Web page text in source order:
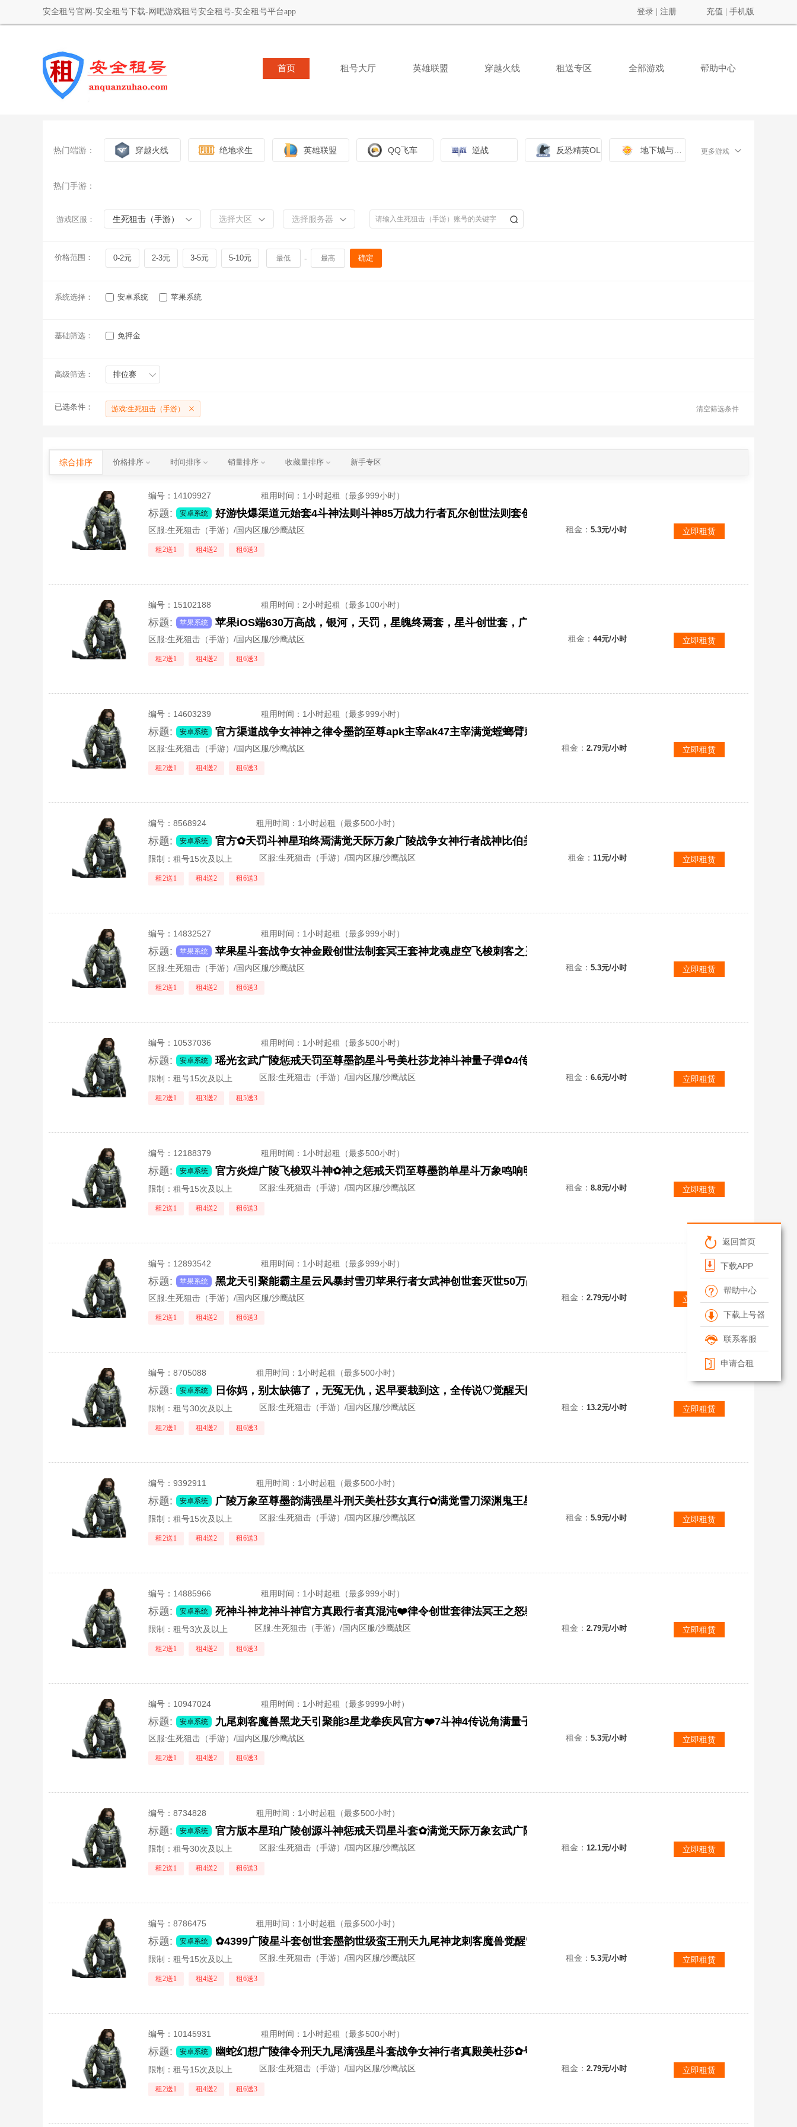
安全租号官网-安全租号下载-网吧游戏租号安全租号-安全租号平台app 登录 注册 充值 手机版
首页 租号大厅 英雄联盟 穿越火线 租送专区 全部游戏 帮助中心
返回首页
下载APP
帮助中心
下载上号器
联系客服
申请合租
热门端游： 穿越火线 绝地求生 英雄联盟 QQ飞车 逆战 反恐精英OL 更多游戏
热门手游：
游戏区服： 生死狙击（手游） 选择大区 选择服务器
价格范围： 0-2元 2-3元 3-5元 5-10元 - 确定
系统选择： 安卓系统 苹果系统
基础筛选： 免押金
高级筛选： 排位赛
已选条件： 游戏:生死狙击（手游） 清空筛选条件
综合排序 价格排序 时间排序 销量排序 收藏量排序 新手专区
编号： 14109927 租用时间 ：1小时起租（最多999小时）
标题: 安卓系统
区服:生死狙击（手游）/国内区服/沙鹰战区
租2送1 租4送2 租6送3
租金： 5.3元/小时 立即租赁
编号： 15102188 租用时间 ：2小时起租（最多100小时）
标题: 苹果系统
区服:生死狙击（手游）/国内区服/沙鹰战区
租2送1 租4送2 租6送3
租金： 44元/小时 立即租赁
编号： 14603239 租用时间 ：1小时起租（最多999小时）
标题: 安卓系统
区服:生死狙击（手游）/国内区服/沙鹰战区
租2送1 租4送2 租6送3
租金： 2.79元/小时 立即租赁
编号：8568924 租用时间 ：1小时起租（最多500小时）
标题: 安卓系统 官方✿天罚斗神星珀终焉满觉天际万象广陵战争女神行者战神比伯美杜莎
限制：租号15次及以上 区服:生死狙击（手游）/国内区服/沙鹰战区
租2送1 租4送2 租6送3
租金： 11元/小时 立即租赁
编号： 14832527 租用时间 ：1小时起租（最多999小时）
标题: 苹果系统 苹果星斗套战争女神金殿创世法制套冥王套神龙魂虚空飞梭刺客之刃混沌魔兽
区服:生死狙击（手游）/国内区服/沙鹰战区
租2送1 租4送2 租6送3
租金： 5.3元/小时 立即租赁
编号： 10537036 租用时间 ：1小时起租（最多500小时）
标题: 安卓系统
限制：租号15次及以上 区服:生死狙击（手游）/国内区服/沙鹰战区
租2送1 租3送2 租5送3
租金： 6.6元/小时 立即租赁
编号： 12188379 租用时间 ：1小时起租（最多500小时）
标题: 安卓系统
限制：租号15次及以上 区服:生死狙击（手游）/国内区服/沙鹰战区
租2送1 租4送2 租6送3
租金： 8.8元/小时 立即租赁
编号： 12893542 租用时间 ：1小时起租（最多999小时）
标题: 苹果系统
区服:生死狙击（手游）/国内区服/沙鹰战区
租2送1 租4送2 租6送3
租金： 2.79元/小时 立即租赁
编号：8705088 租用时间 ：1小时起租（最多500小时）
标题: 安卓系统
限制：租号30次及以上 区服:生死狙击（手游）/国内区服/沙鹰战区
租2送1 租4送2 租6送3
租金： 13.2元/小时 立即租赁
编号：9392911 租用时间 ：1小时起租（最多500小时）
标题: 安卓系统
限制：租号15次及以上 区服:生死狙击（手游）/国内区服/沙鹰战区
租2送1 租4送2 租6送3
租金： 5.9元/小时 立即租赁
编号： 14885966 租用时间 ：1小时起租（最多999小时）
标题: 安卓系统
限制：租号3次及以上 区服:生死狙击（手游）/国内区服/沙鹰战区
租2送1 租4送2 租6送3
租金： 2.79元/小时 立即租赁
编号： 10947024 租用时间 ：1小时起租（最多9999小时）
标题: 安卓系统
区服:生死狙击（手游）/国内区服/沙鹰战区
租2送1 租4送2 租6送3
租金： 5.3元/小时 立即租赁
编号：8734828 租用时间 ：1小时起租（最多500小时）
标题: 安卓系统
限制：租号30次及以上 区服:生死狙击（手游）/国内区服/沙鹰战区
租2送1 租4送2 租6送3
租金： 12.1元/小时 立即租赁
编号：8786475 租用时间 ：1小时起租（最多500小时）
标题: 安卓系统
限制：租号15次及以上 区服:生死狙击（手游）/国内区服/沙鹰战区
租2送1 租4送2 租6送3
租金： 5.3元/小时 立即租赁
编号： 10145931 租用时间 ：1小时起租（最多500小时）
标题: 安卓系统
限制：租号15次及以上 区服:生死狙击（手游）/国内区服/沙鹰战区
租2送1 租4送2 租6送3
租金： 2.79元/小时 立即租赁